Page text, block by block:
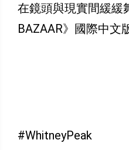
在鏡頭與現實間緩緩
BAZAAR》國際中文
#WhitneyPeak